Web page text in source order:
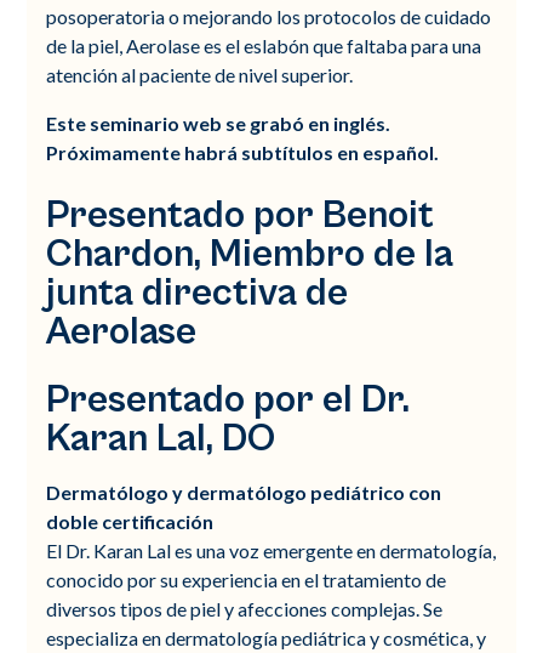
posoperatoria o mejorando los protocolos de cuidado
de la piel, Aerolase es el eslabón que faltaba para una
atención al paciente de nivel superior.
Este seminario web se grabó en inglés.
Próximamente habrá subtítulos en español.
Presentado por Benoit
Chardon, Miembro de la
junta directiva de
Aerolase
Presentado por el Dr.
Karan Lal, DO
Dermatólogo y dermatólogo pediátrico con
doble certificación
El Dr. Karan Lal es una voz emergente en dermatología,
conocido por su experiencia en el tratamiento de
diversos tipos de piel y afecciones complejas. Se
especializa en dermatología pediátrica y cosmética, y